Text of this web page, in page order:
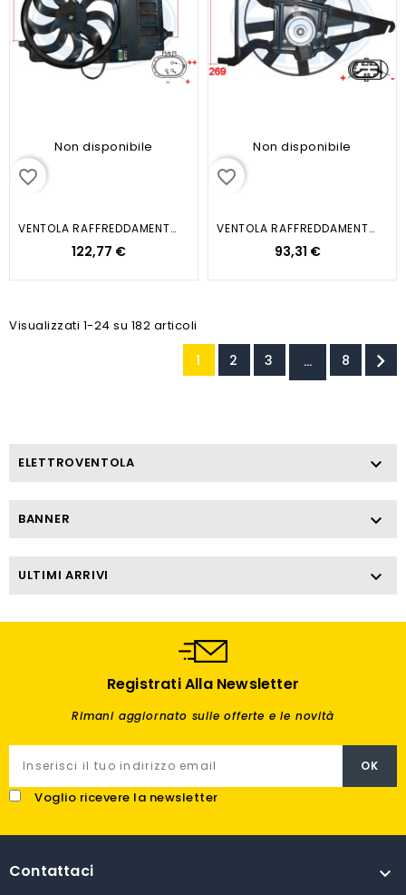
Non disponibile
favorite_border
VENTOLA RAFFREDDAMENTO MOTORE
122,77 €
Non disponibile
favorite_border
VENTOLA RAFFREDDAMENTO MOTORE
93,31 €
Visualizzati 1-24 su 182 articoli
1 2 3 … 8 
ELETTROVENTOLA 
BANNER 
ULTIMI ARRIVI 
Registrati Alla Newsletter
Rimani aggiornato sulle offerte e le novità
Voglio ricevere la newsletter
Contattaci 